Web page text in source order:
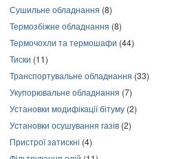
Сушильне обладнання (8)
Термозбіжне обладнання (8)
Термочохли та термошафи (44)
Тиски (11)
Транспортувальне обладнання (33)
Укупорювальне обладнання (7)
Установки модифікації бітуму (2)
Установки осушування газів (2)
Пристрої затискні (4)